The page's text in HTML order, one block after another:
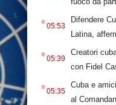
.05:53
Difendere
Latina,
.05:39
Creatori
con Fidel
.05:35
Cuba e
al